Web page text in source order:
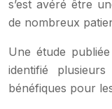
s’est avéré être
de nombreux
Une étude
identifié plusieurs
bénéfiques pour